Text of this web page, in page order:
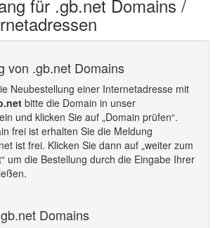
für .gb.net Domains /
von .gb.net Domains
Neubestellung einer Internetadresse mit
bitte die Domain in unser
ein und klicken Sie auf „Domain prüfen“.
frei ist erhalten Sie die Meldung
ist frei. Klicken Sie dann auf „weiter zum
um die Bestellung durch die Eingabe Ihrer
Domains